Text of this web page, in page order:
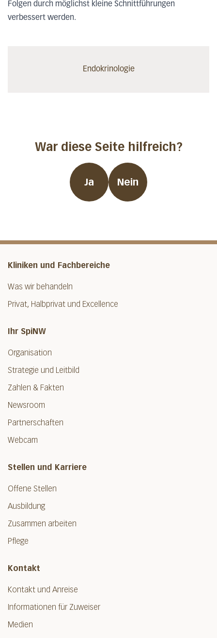
Folgen durch möglichst kleine Schnittführungen
verbessert werden.
Endokrinologie
War diese Seite hilfreich?
Ja Nein
Kliniken und Fachbereiche
Was wir behandeln
Privat, Halbprivat und Excellence
Ihr SpiNW
Organisation
Strategie und Leitbild
Zahlen & Fakten
Newsroom
Partnerschaften
Webcam
Stellen und Karriere
Offene Stellen
Ausbildung
Zusammen arbeiten
Pflege
Kontakt
Kontakt und Anreise
Informationen für Zuweiser
Medien